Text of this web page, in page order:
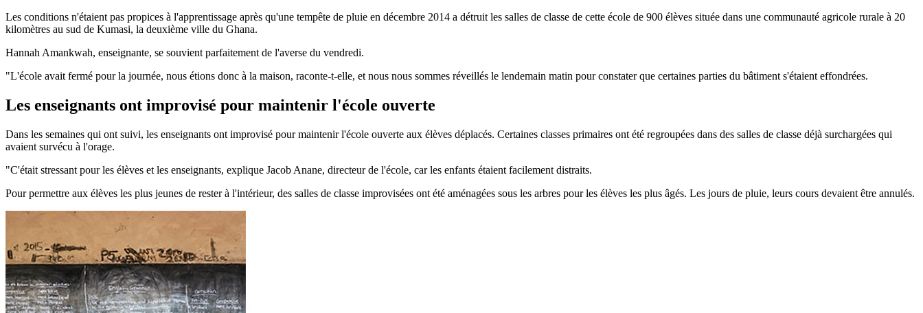
Les conditions n'étaient pas propices à l'apprentissage après qu'une tempête de pluie en décembre 2014 a détruit les salles de classe de cette école de 900 élèves située dans une communauté agricole rurale à 20
kilomètres au sud de Kumasi, la deuxième ville du Ghana.
Hannah Amankwah, enseignante, se souvient parfaitement de l'averse du vendredi.
"L'école avait fermé pour la journée, nous étions donc à la maison, raconte-t-elle, et nous nous sommes réveillés le lendemain matin pour constater que certaines parties du bâtiment s'étaient effondrées.
Les enseignants ont improvisé pour maintenir l'école ouverte
Dans les semaines qui ont suivi, les enseignants ont improvisé pour maintenir l'école ouverte aux élèves déplacés. Certaines classes primaires ont été regroupées dans des salles de classe déjà surchargées qui
avaient survécu à l'orage.
"C'était stressant pour les élèves et les enseignants, explique Jacob Anane, directeur de l'école, car les enfants étaient facilement distraits.
Pour permettre aux élèves les plus jeunes de rester à l'intérieur, des salles de classe improvisées ont été aménagées sous les arbres pour les élèves les plus âgés. Les jours de pluie, leurs cours devaient être annulés.